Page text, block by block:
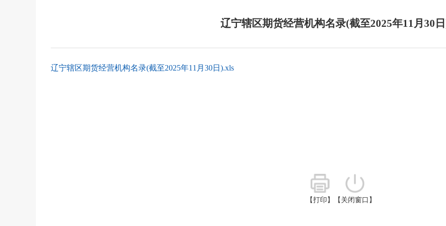
辽宁辖区期货经营机构名录(截至2025年11月30
辽宁辖区期货经营机构名录(截至2025年11月30日).xls
【打印】 【关闭窗口】